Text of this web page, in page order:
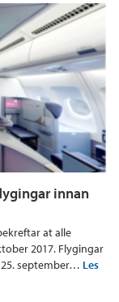
innan
at alle
2017. Flygingar
september… Les